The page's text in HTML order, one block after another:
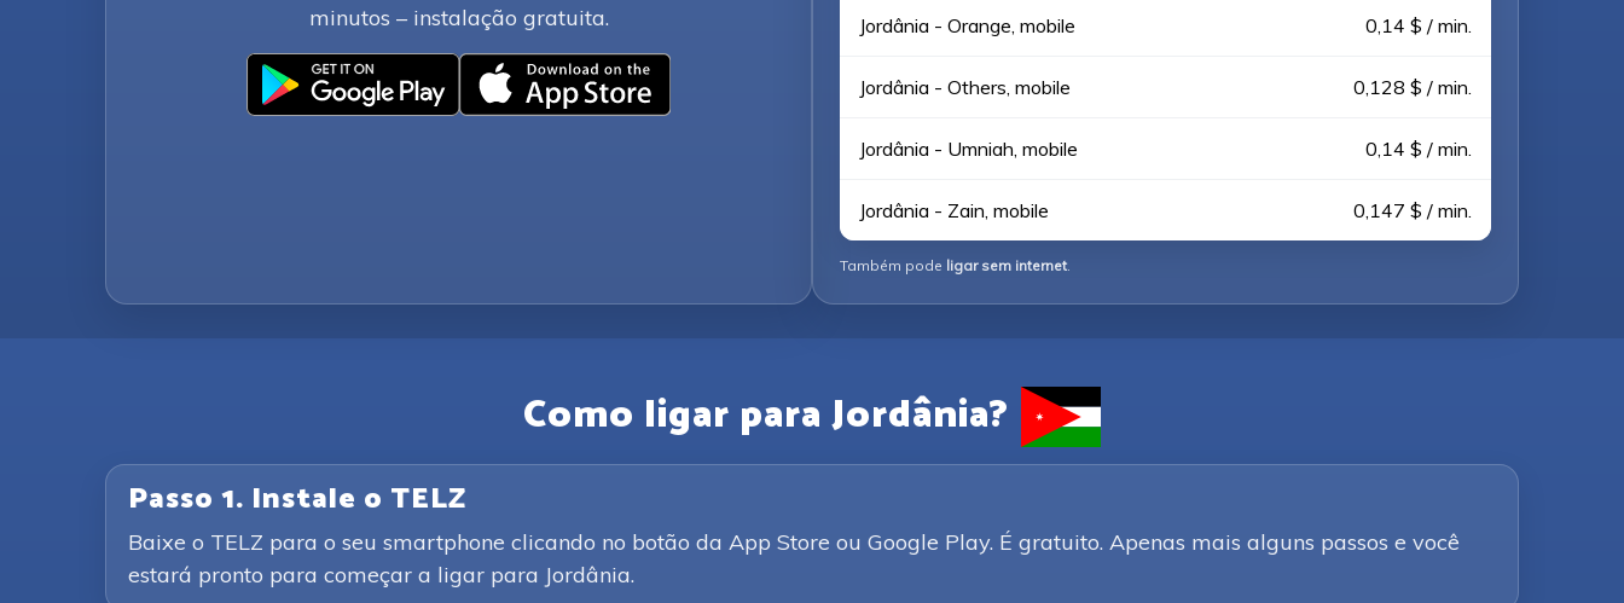
minutos – instalação gratuita.
Jordânia - Orange, mobile 0,14 $ / min.
Jordânia - Others, mobile 0,128 $ / min.
Jordânia - Umniah, mobile 0,14 $ / min.
Jordânia - Zain, mobile 0,147 $ / min.
Também pode ligar sem internet.
Como ligar para Jordânia?
Passo 1. Instale o TELZ
Baixe o TELZ para o seu smartphone clicando no botão da App Store ou Google Play. É gratuito. Apenas mais alguns passos e você
estará pronto para começar a ligar para Jordânia.